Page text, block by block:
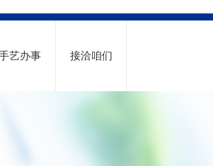
艺办事 接洽咱们